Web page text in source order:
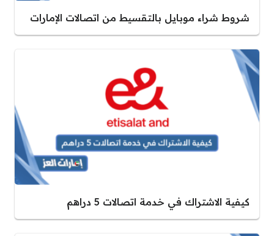
شروط شراء موبايل بالتقسيط من اتصالات الإمارات
كيفية الاشتراك في خدمة اتصالات 5 دراهم